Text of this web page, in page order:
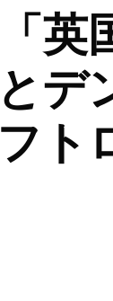
「
とデ
フト